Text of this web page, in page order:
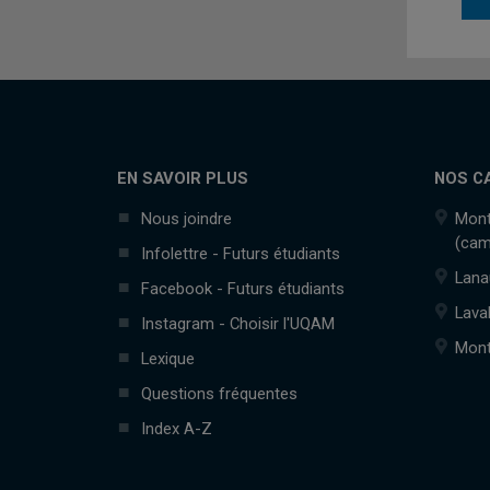
EN SAVOIR PLUS
Nous joindre
Infolettre - Futurs étudiants
Facebook - Futurs étudiants
Instagram - Choisir l'UQAM
Lexique
Questions fréquentes
Index A-Z
NOS
Laval